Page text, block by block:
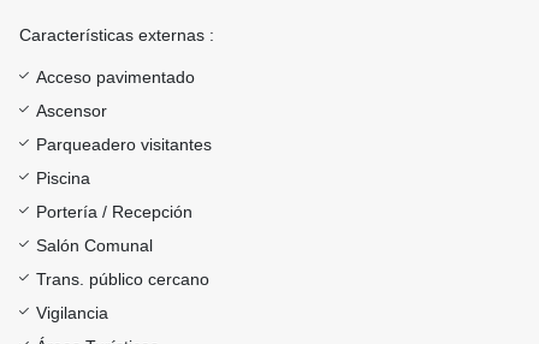
Características externas :
Acceso pavimentado
Ascensor
Parqueadero visitantes
Piscina
Portería / Recepción
Salón Comunal
Trans. público cercano
Vigilancia